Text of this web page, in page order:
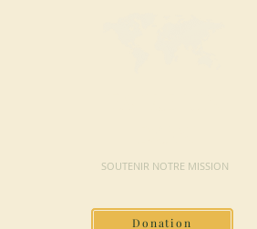
SOUTENIR NOTRE MISSION
Donation